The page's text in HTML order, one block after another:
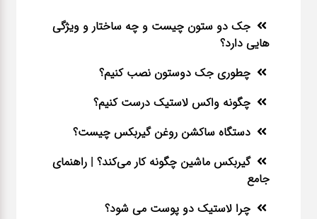
جک دو ستون چیست و چه ساختار و ویژگی
هایی دارد؟
چطوری جک دوستون نصب کنیم؟
چگونه واکس لاستیک درست کنیم؟
دستگاه ساکشن روغن گیربکس چیست؟
گیربکس ماشین چگونه کار می‌کند؟ | راهنمای
جامع
چرا لاستیک دو پوست می شود؟